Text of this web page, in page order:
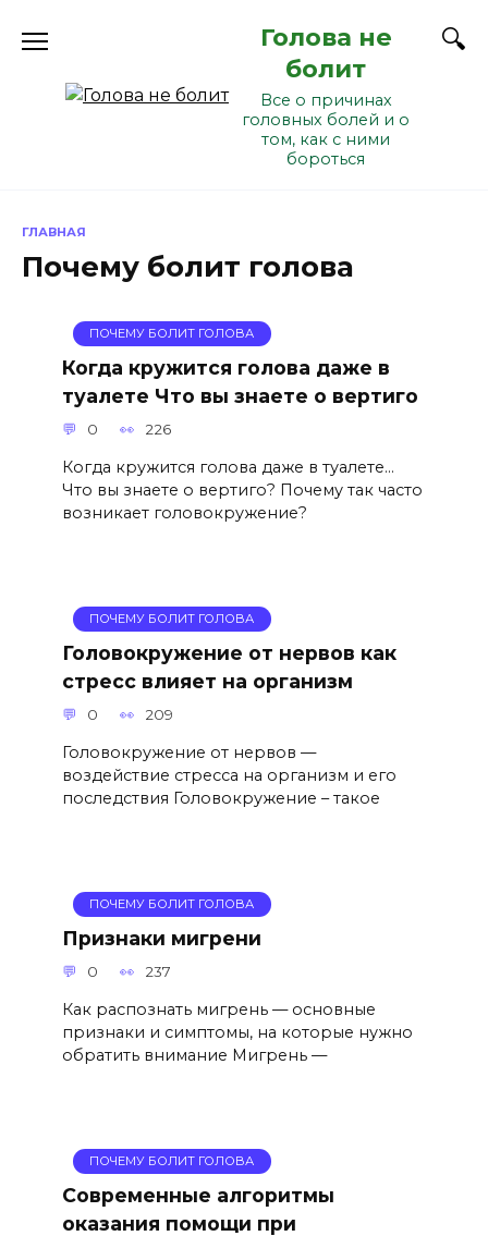
Голова не
болит
Все о причинах
головных болей и о
том, как с ними
бороться
ГЛАВНАЯ
Почему болит голова
ПОЧЕМУ БОЛИТ ГОЛОВА
Когда кружится голова даже в
туалете Что вы знаете о вертиго
0 226
Когда кружится голова даже в туалете…
Что вы знаете о вертиго? Почему так часто
возникает головокружение?
ПОЧЕМУ БОЛИТ ГОЛОВА
Головокружение от нервов как
стресс влияет на организм
0 209
Головокружение от нервов —
воздействие стресса на организм и его
последствия Головокружение – такое
ПОЧЕМУ БОЛИТ ГОЛОВА
Признаки мигрени
0 237
Как распознать мигрень — основные
признаки и симптомы, на которые нужно
обратить внимание Мигрень —
ПОЧЕМУ БОЛИТ ГОЛОВА
Современные алгоритмы
оказания помощи при